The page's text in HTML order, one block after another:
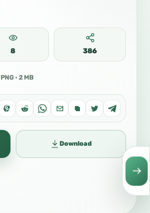
8 386
PNG · 2 MB
Download